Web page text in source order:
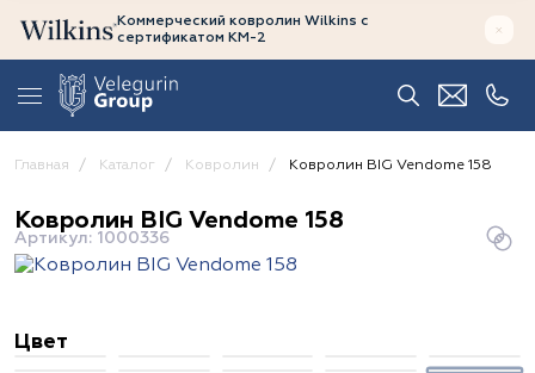
Коммерческий ковролин Wilkins с
сертификатом КМ-2
Главная Каталог Ковролин Ковролин BIG Vendome 158
Ковролин BIG Vendome 158
Артикул: 1000336
Цвет